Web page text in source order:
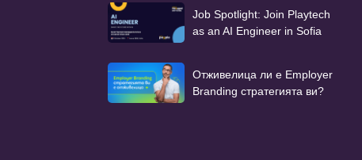
Job Spotlight: Join Playtech
as an AI Engineer in Sofia
Отживелица ли е Employer
Branding стратегията ви?